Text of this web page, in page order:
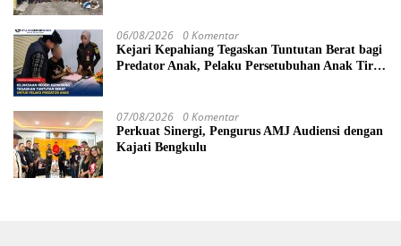
06/08/2026 0 Komentar
Kejari Kepahiang Tegaskan Tuntutan Berat bagi
Predator Anak, Pelaku Persetubuhan Anak Tiri
07/08/2026 0 Komentar
Perkuat Sinergi, Pengurus AMJ Audiensi dengan
Kajati Bengkulu